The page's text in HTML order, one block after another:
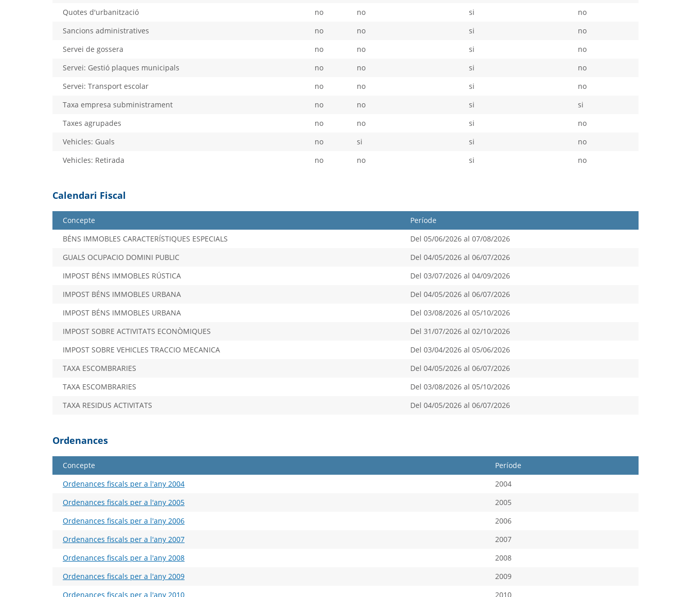
Quotes d'urbanització
no no si
no
Sancions administratives
no no si
no
Servei de gossera
no no si
no
Servei: Gestió plaques municipals
no no si
no
Servei: Transport escolar
no no si
no
Taxa empresa subministrament
no no si
si
Taxes agrupades
no no si
no
Vehicles: Guals
no si si
no
Vehicles: Retirada
no no si no
Calendari Fiscal
Concepte
Període
BÉNS IMMOBLES CARACTERÍSTIQUES ESPECIALS
Del 05/06/2026 al 07/08/2026
GUALS OCUPACIO DOMINI PUBLIC
Del 04/05/2026 al 06/07/2026
IMPOST BÉNS IMMOBLES RÚSTICA
Del 03/07/2026 al 04/09/2026
IMPOST BÉNS IMMOBLES URBANA
Del 04/05/2026 al 06/07/2026
IMPOST BÉNS IMMOBLES URBANA
Del 03/08/2026 al 05/10/2026
IMPOST SOBRE ACTIVITATS ECONÒMIQUES
Del 31/07/2026 al 02/10/2026
IMPOST SOBRE VEHICLES TRACCIO MECANICA
Del 03/04/2026 al 05/06/2026
TAXA ESCOMBRARIES
Del 04/05/2026 al 06/07/2026
TAXA ESCOMBRARIES
Del 03/08/2026 al 05/10/2026
TAXA RESIDUS ACTIVITATS
Del 04/05/2026 al 06/07/2026
Ordenances
Concepte
Període
Ordenances fiscals per a l'any 2004
2004
Ordenances fiscals per a l'any 2005
2005
Ordenances fiscals per a l'any 2006
2006
Ordenances fiscals per a l'any 2007
2007
Ordenances fiscals per a l'any 2008
2008
Ordenances fiscals per a l'any 2009
2009
Ordenances fiscals per a l'any 2010
2010